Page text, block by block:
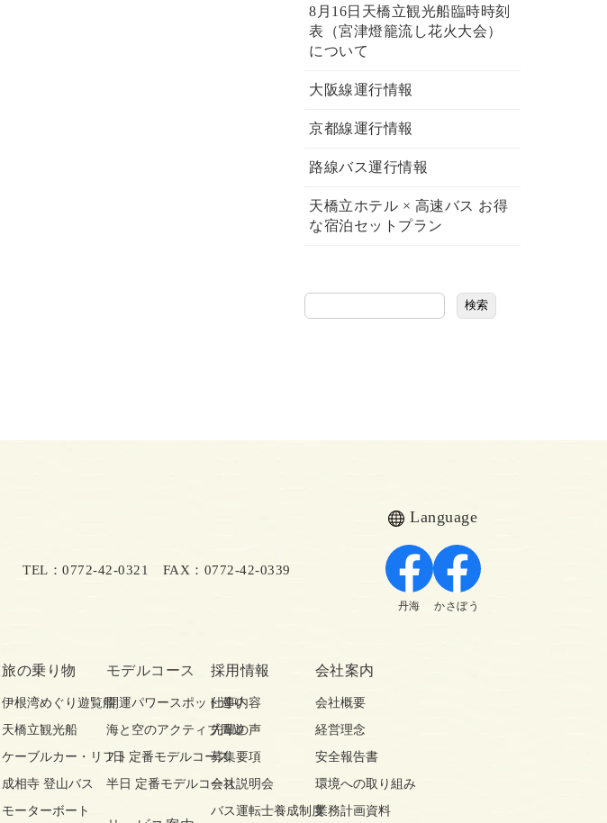
8月16日天橋立観光船臨時時刻
表（宮津燈籠流し花火大会）
について
大阪線運行情報
京都線運行情報
路線バス運行情報
天橋立ホテル × 高速バス お得
な宿泊セットプラン
検索
TEL：0772-42-0321 FAX：0772-42-0339
Language
丹海 かさぼう
旅の乗り物
伊根湾めぐり遊覧船
天橋立観光船
ケーブルカー・リフト
成相寺 登山バス
モーターボート
モデルコース
開運パワースポット巡り
海と空のアクティブ周遊
1日 定番モデルコース
半日 定番モデルコース
採用情報
仕事内容
先輩の声
募集要項
会社説明会
バス運転士養成制度
会社案内
会社概要
経営理念
安全報告書
環境への取り組み
業務計画資料